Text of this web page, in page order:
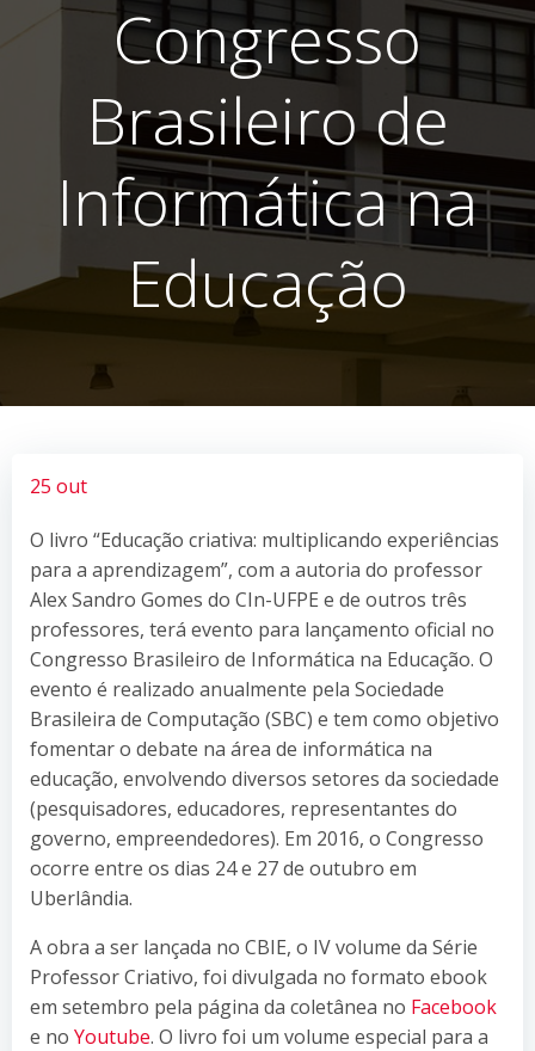
Congresso
Brasileiro de
Informática na
Educação
25 out
O livro “Educação criativa: multiplicando experiências
para a aprendizagem”, com a autoria do professor
Alex Sandro Gomes do CIn-UFPE e de outros três
professores, terá evento para lançamento oficial no
Congresso Brasileiro de Informática na Educação. O
evento é realizado anualmente pela Sociedade
Brasileira de Computação (SBC) e tem como objetivo
fomentar o debate na área de informática na
educação, envolvendo diversos setores da sociedade
(pesquisadores, educadores, representantes do
governo, empreendedores). Em 2016, o Congresso
ocorre entre os dias 24 e 27 de outubro em
Uberlândia.
A obra a ser lançada no CBIE, o IV volume da Série
Professor Criativo, foi divulgada no formato ebook
em setembro pela página da coletânea no Facebook
e no Youtube. O livro foi um volume especial para a